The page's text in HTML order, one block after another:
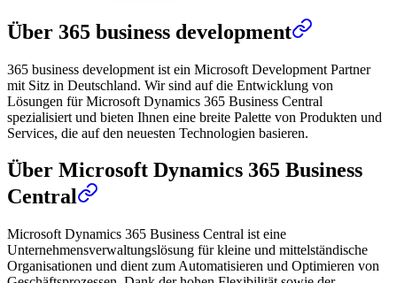
Über 365 business development
365 business development ist ein Microsoft Development Partner
mit Sitz in Deutschland. Wir sind auf die Entwicklung von
Lösungen für Microsoft Dynamics 365 Business Central
spezialisiert und bieten Ihnen eine breite Palette von Produkten und
Services, die auf den neuesten Technologien basieren.
Über Microsoft Dynamics 365 Business
Central
Microsoft Dynamics 365 Business Central ist eine
Unternehmensverwaltungslösung für kleine und mittelständische
Organisationen und dient zum Automatisieren und Optimieren von